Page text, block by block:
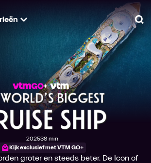
Het grootste
Productiejaar
2025
Tijdsduur
38 min
Kijk exclusief met VTM GO+
groter en steeds beter. De Icon of